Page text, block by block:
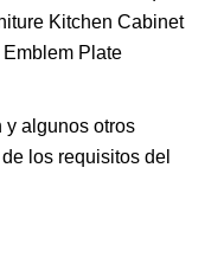
y algunos otros
los requisitos del